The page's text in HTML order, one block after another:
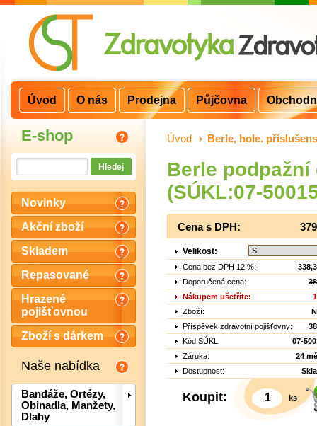
E-shop
Novinky
Akční zboží
Skladem
Repasované
Hrazené
pojišťovnou
Zboží s dárkem
Naše nabídka
Bandáže, Ortézy,
Obinadla, Manžety,
Dlahy
Úvod > Berle, hole.
Berle podpažní
(SÚKL:07-
Cena s DPH:
Velikost:
Cena bez DPH 12 %:
Doporučená cena:
Nákupem ušetříte:
Zboží:
Příspěvek zdravotní pojišťovny:
Kód SÚKL
07-
Záruka:
24
Dostupnost:
Koupit: ks
Úvod O nás Prodejna Půjčovna